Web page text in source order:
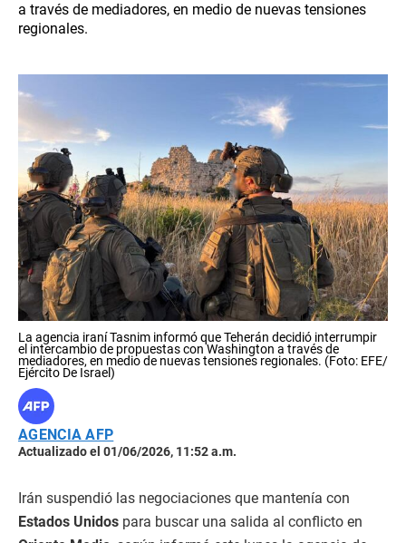
a través de mediadores, en medio de nuevas tensiones
regionales.
La agencia iraní Tasnim informó que Teherán decidió interrumpir
el intercambio de propuestas con Washington a través de
mediadores, en medio de nuevas tensiones regionales. (Foto: EFE/
Ejército De Israel)
AGENCIA AFP
Actualizado el 01/06/2026, 11:52 a.m.
Irán suspendió las negociaciones que mantenía con
Estados Unidos para buscar una salida al conflicto en